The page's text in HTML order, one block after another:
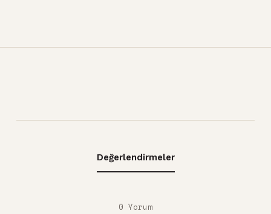
Değerlendirmeler
0 Yorum